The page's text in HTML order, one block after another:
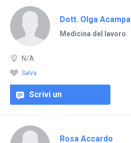
Dott. Olga Acampa
Medicina del lavoro
N/A
Salva
Scrivi un
commento
Rosa Accardo